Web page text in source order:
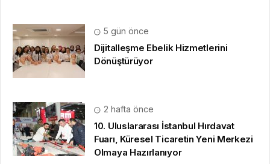
5 gün önce
Dijitalleşme Ebelik Hizmetlerini
Dönüştürüyor
2 hafta önce
10. Uluslararası İstanbul Hırdavat
Fuarı, Küresel Ticaretin Yeni Merkezi
Olmaya Hazırlanıyor